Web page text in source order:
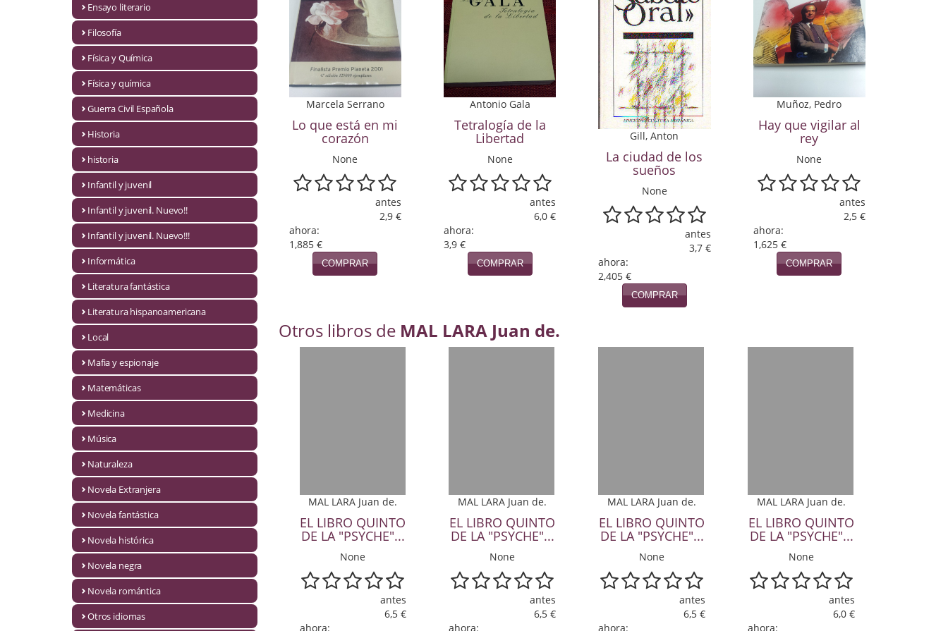
Ensayo literario
Guerra Civil Española
Infantil y juvenil
Infantil y juvenil. Nuevo!!
Infantil y juvenil. Nuevo!!!
Literatura fantástica
Literatura hispanoamericana
Mafia y espionaje
Ensayo literario
Filosofía
Física y Química
Física y química
Guerra Civil Española
Historia
historia
Infantil y juvenil
Infantil y juvenil. Nuevo!!
Infantil y juvenil. Nuevo!!!
Informática
Literatura fantástica
Literatura hispanoamericana
Local
Mafia y espionaje
Matemáticas
Medicina
Música
Naturaleza
Novela Extranjera
Novela fantástica
Novela histórica
Novela negra
Novela romántica
Otros idiomas
Marcela Serrano
Lo que está en mi
corazón
None
antes
2,9 €
ahora:
1,885 €
COMPRAR
Antonio Gala
Tetralogía de la
Libertad
None
antes
6,0 €
ahora:
3,9 €
COMPRAR
Gill, Anton
La ciudad de los
sueños
None
antes
3,7 €
ahora:
2,405 €
COMPRAR
Muñoz, Pedro
Hay que vigilar al
rey
None
antes
2,5 €
ahora:
1,625 €
COMPRAR
Otros libros de MAL LARA Juan de.
MAL LARA Juan de.
EL LIBRO QUINTO
DE LA "PSYCHE"...
None
antes
6,5 €
ahora:
MAL LARA Juan de.
EL LIBRO QUINTO
DE LA "PSYCHE"...
None
antes
6,5 €
ahora:
MAL LARA Juan de.
EL LIBRO QUINTO
DE LA "PSYCHE"...
None
antes
6,5 €
ahora:
MAL LARA Juan de.
EL LIBRO QUINTO
DE LA "PSYCHE"...
None
antes
6,0 €
ahora: